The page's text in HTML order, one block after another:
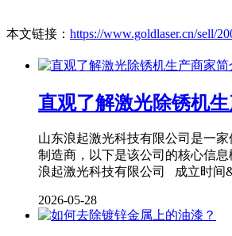
本文链接： https://www.goldlaser.cn/sell/
直观了解激光除锈机
山东浪起激光科技有限公司是一
制造商，以下是该公司的核心信
浪起激光科技有限公司 成立时间
2026-05-28